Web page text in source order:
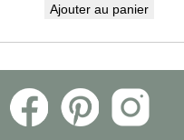
Ajouter au panier